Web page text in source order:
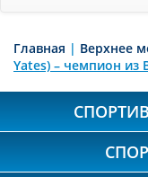
Главная | Верхнее
Yates) – чемпион из